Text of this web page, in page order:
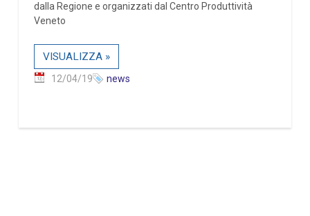
dalla Regione e organizzati dal Centro Produttività
Veneto
VISUALIZZA »
12/04/19 news